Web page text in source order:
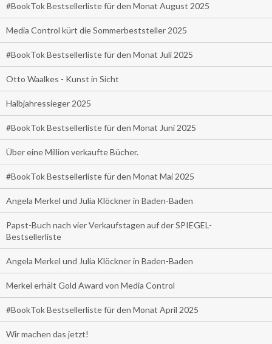
#BookTok Bestsellerliste für den Monat August 2025
Media Control kürt die Sommerbeststeller 2025
#BookTok Bestsellerliste für den Monat Juli 2025
Otto Waalkes - Kunst in Sicht
Halbjahressieger 2025
#BookTok Bestsellerliste für den Monat Juni 2025
Über eine Million verkaufte Bücher.
#BookTok Bestsellerliste für den Monat Mai 2025
Angela Merkel und Julia Klöckner in Baden-Baden
Papst-Buch nach vier Verkaufstagen auf der SPIEGEL-
Bestsellerliste
Angela Merkel und Julia Klöckner in Baden-Baden
Merkel erhält Gold Award von Media Control
#BookTok Bestsellerliste für den Monat April 2025
Wir machen das jetzt!